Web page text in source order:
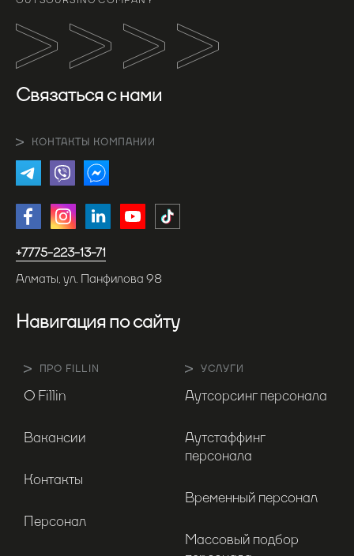
Связаться с нами
КОНТАКТЫ КОМПАНИИ
+7775-223-13-71
Алматы, ул. Панфилова 98
Навигация по сайту
ПРО FILLIN
О Fillin
Вакансии
Контакты
Персонал
УСЛУГИ
Аутсорсинг персонала
Аутстаффинг
персонала
Временный персонал
Массовый подбор